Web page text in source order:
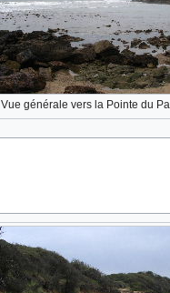
Vue générale vers la Pointe du